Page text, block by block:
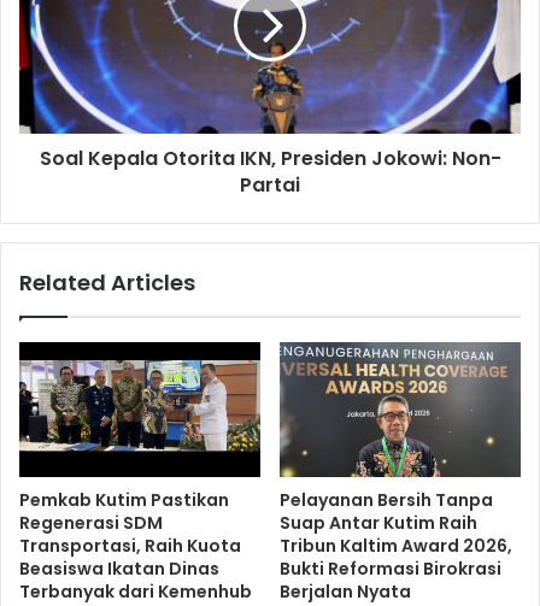
Soal Kepala Otorita IKN, Presiden Jokowi: Non-
Partai
Related Articles
Pemkab Kutim Pastikan
Regenerasi SDM
Transportasi, Raih Kuota
Beasiswa Ikatan Dinas
Terbanyak dari Kemenhub
Pelayanan Bersih Tanpa
Suap Antar Kutim Raih
Tribun Kaltim Award 2026,
Bukti Reformasi Birokrasi
Berjalan Nyata